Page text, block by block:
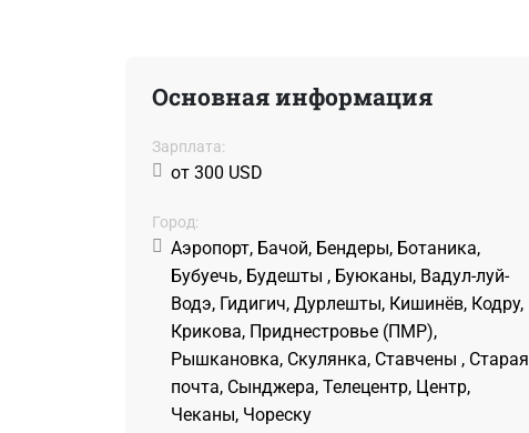
Основная информация
Зарплата:
от 300 USD
Город:
Аэропорт, Бачой, Бендеры, Ботаника,
Бубуечь, Будешты , Буюканы, Вадул-луй-
Водэ, Гидигич, Дурлешты, Кишинёв, Кодру,
Крикова, Приднестровье (ПМР),
Рышкановка, Скулянка, Ставчены , Старая
почта, Сынджера, Телецентр, Центр,
Чеканы, Чореску